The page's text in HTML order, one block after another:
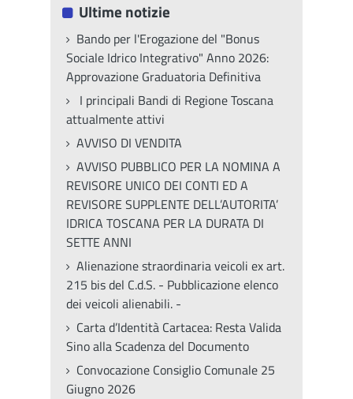
Ultime notizie
Bando per l'Erogazione del "Bonus
Sociale Idrico Integrativo" Anno 2026:
Approvazione Graduatoria Definitiva
I principali Bandi di Regione Toscana
attualmente attivi
AVVISO DI VENDITA
AVVISO PUBBLICO PER LA NOMINA A
REVISORE UNICO DEI CONTI ED A
REVISORE SUPPLENTE DELL’AUTORITA’
IDRICA TOSCANA PER LA DURATA DI
SETTE ANNI
Alienazione straordinaria veicoli ex art.
215 bis del C.d.S. - Pubblicazione elenco
dei veicoli alienabili. -
Carta d’Identità Cartacea: Resta Valida
Sino alla Scadenza del Documento
Convocazione Consiglio Comunale 25
Giugno 2026